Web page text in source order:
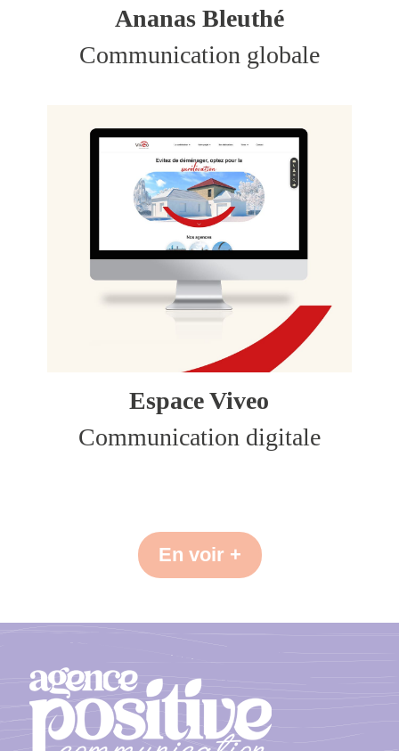
Ananas Bleuthé
Communication globale
Espace Viveo
Communication digitale
En voir +